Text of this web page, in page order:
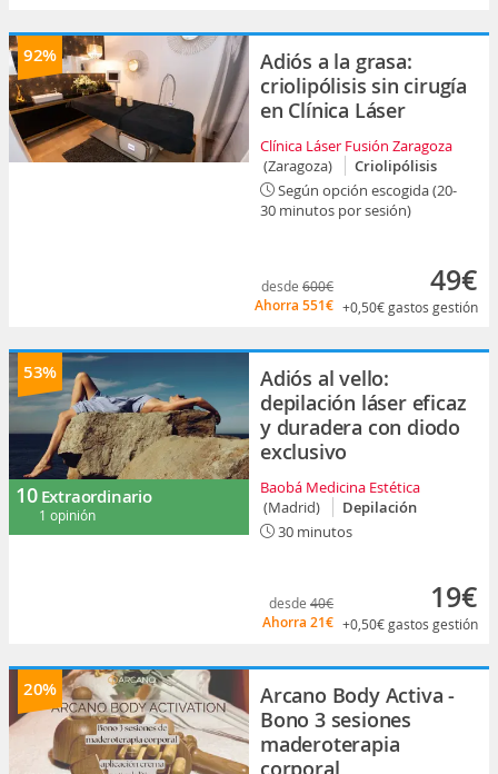
92%
Adiós a la grasa:
criolipólisis sin cirugía
en Clínica Láser
Clínica Láser Fusión Zaragoza
(Zaragoza)
Criolipólisis
Según opción escogida (20-
30 minutos por sesión)
desde 600€
Ahorra 551€
49€
+0,50€gastos gestión
53%
10 Extraordinario
1 opinión
Adiós al vello:
depilación láser eficaz
y duradera con diodo
exclusivo
Baobá Medicina Estética
(Madrid)
Depilación
30 minutos
desde 40€
Ahorra 21€
19€
+0,50€gastos gestión
20%
Arcano Body Activa -
Bono 3 sesiones
maderoterapia
corporal